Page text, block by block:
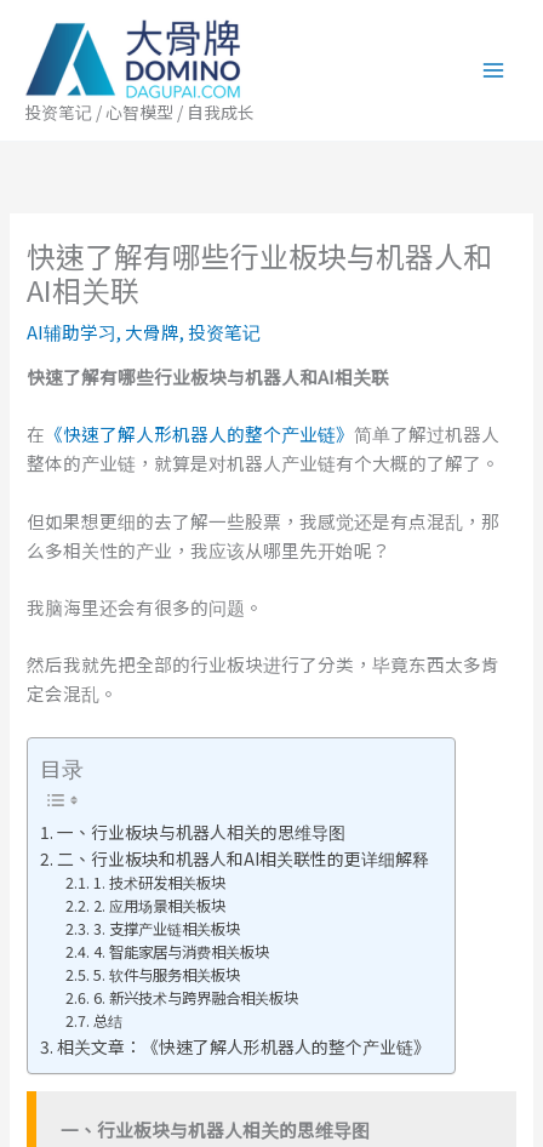
投资笔记 / 心智模型 / 自我成长
快速了解有哪些行业板块与机器人和
AI相关联
AI辅助学习, 大骨牌,投资笔记
快速了解有哪些行业板块与机器人和AI相关联
在 《快速了解人形机器人的整个产业链》简单了解过机器人
整体的产业链，就算是对机器人产业链有个大概的了解了。
但如果想更细的去了解一些股票，我感觉还是有点混乱，那
么多相关性的产业，我应该从哪里先开始呢？
我脑海里还会有很多的问题。
然后我就先把全部的行业板块进行了分类，毕竟东西太多肯
定会混乱。
目录
一、行业板块与机器人相关的思维导图
二、行业板块和机器人和AI相关联性的更详细解释
1. 技术研发相关板块
2. 应用场景相关板块
3. 支撑产业链相关板块
4. 智能家居与消费相关板块
5. 软件与服务相关板块
6. 新兴技术与跨界融合相关板块
总结
相关文章：《快速了解人形机器人的整个产业链》
一 、行业板块与机器人相关的思维导图